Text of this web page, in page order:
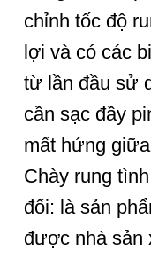
chỉnh tốc độ
lợi và có các
từ lần đầu sử
cần sạc đầy
mất hứng
Chày rung
đối: là sản
được nhà sản